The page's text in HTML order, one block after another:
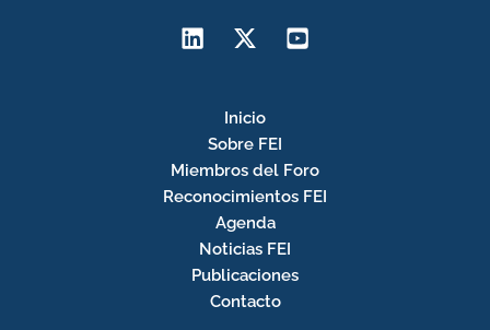
Inicio
Sobre FEI
Miembros del Foro
Reconocimientos FEI
Agenda
Noticias FEI
Publicaciones
Contacto